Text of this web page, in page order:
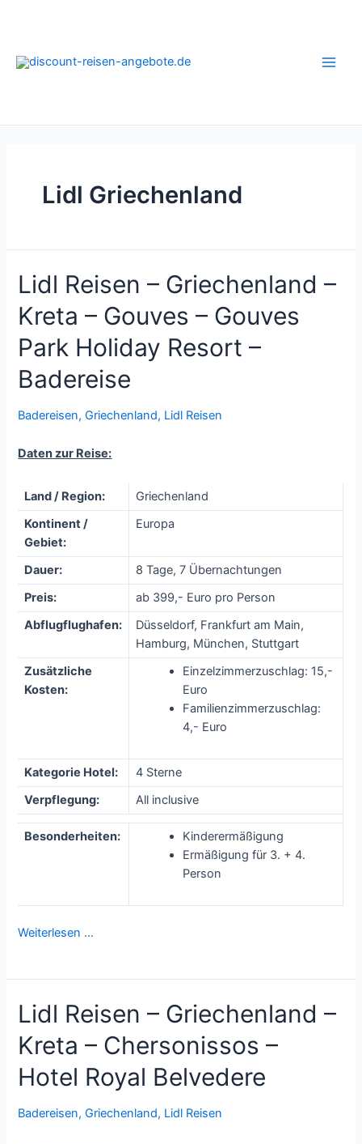
Lidl Griechenland
Lidl Reisen – Griechenland –
Kreta – Gouves – Gouves
Park Holiday Resort –
Badereise
Badereisen,Griechenland, Lidl Reisen
Daten zur Reise:
Land / Region:
Griechenland
Kontinent /
Gebiet:
Europa
Dauer:
8 Tage, 7 Übernachtungen
Preis:
ab 399,- Euro pro Person
Abflugflughafen:
Düsseldorf, Frankfurt am Main,
Hamburg, München, Stuttgart
Zusätzliche
Kosten:
Einzelzimmerzuschlag: 15,-
Euro
Familienzimmerzuschlag:
4,- Euro
Kategorie Hotel:
4 Sterne
Verpflegung:
All inclusive
Besonderheiten:
Kinderermäßigung
Ermäßigung für 3. + 4.
Person
Weiterlesen …
Lidl Reisen – Griechenland –
Kreta – Chersonissos –
Hotel Royal Belvedere
Badereisen,Griechenland, Lidl Reisen